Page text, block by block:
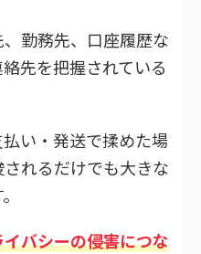
勤務先、口座履歴な
先を把握されている
い・発送で揉めた場
れるだけでも大きな
バシーの侵害につな